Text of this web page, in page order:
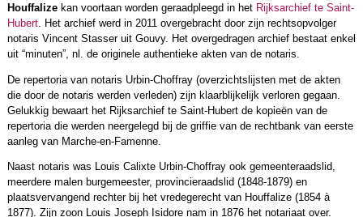
Houffalizekan voortaan worden geraadpleegd in het Rijksarchief te Saint-
Hubert. Het archief werd in 2011 overgebracht door zijn rechtsopvolger
notaris Vincent Stasser uit Gouvy. Het overgedragen archief bestaat enkel
uit “minuten”, nl. de originele authentieke akten van de notaris.
De repertoria van notaris Urbin-Choffray (overzichtslijsten met de akten
die door de notaris werden verleden) zijn klaarblijkelijk verloren gegaan.
Gelukkig bewaart het Rijksarchief te Saint-Hubert de kopieën van de
repertoria die werden neergelegd bij de griffie van de rechtbank van eerste
aanleg van Marche-en-Famenne.
Naast notaris was Louis Calixte Urbin-Choffray ook gemeenteraadslid,
meerdere malen burgemeester, provincieraadslid (1848-1879) en
plaatsvervangend rechter bij het vredegerecht van Houffalize (1854 à
1877). Zijn zoon Louis Joseph Isidore nam in 1876 het notariaat over.